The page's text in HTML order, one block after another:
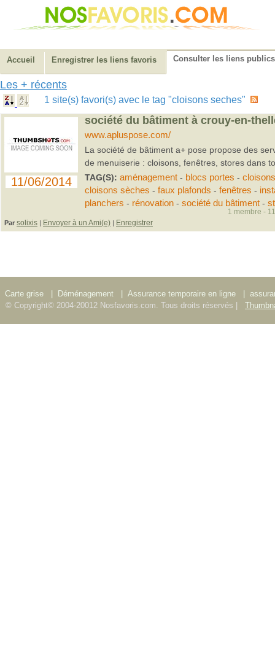
Accueil Enregistrer les liens favoris Consulter les liens publics
Les + récents
1 site(s) favori(s) avec le tag "cloisons seches"
11/06/2014
société du bâtiment à crouy-en-
www.apluspose.com/
La société de bâtiment a+ pose propose des
de menuiserie : cloisons, fenêtres, stores dans
TAG(S): aménagement- blocs portes - cloisons
cloisons sèches - faux plafonds - fenêtres -
planchers - rénovation- société du bâtiment-
Par solixis | Envoyer à un Ami(e) | Enregistrer
1 membre -
Carte grise Déménagement Assurance temporaire en ligne
© Copyright© 2004-20012 Nosfavoris.com. Tous droits réservés |